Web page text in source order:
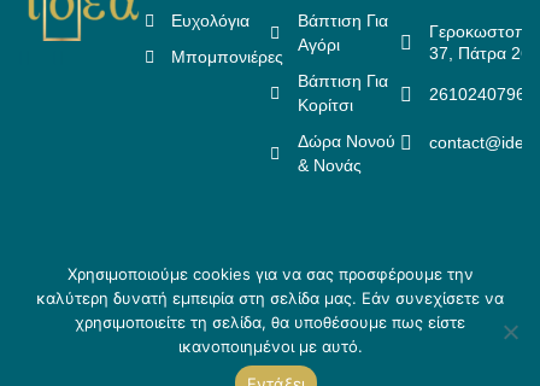
Ευχολόγια
Μπομπονιέρες
Βάπτιση Για
Αγόρι
Βάπτιση Για
Κορίτσι
Δώρα Νονού
& Νονάς
37, Πάτρα
2610240796
Copyright ©
2026 Idea
Crafted
by
Πολιτική Επιστροφών
Πολιτική Απορρήτου
Τρόποι αποστολής & Τρόποι
πληρωμής
Χρησιμοποιούμε cookies για να σας προσφέρουμε την
καλύτερη δυνατή εμπειρία στη σελίδα μας. Εάν συνεχίσετε να
χρησιμοποιείτε τη σελίδα, θα υποθέσουμε πως είστε
ικανοποιημένοι με αυτό.